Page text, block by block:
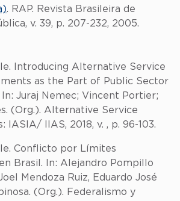
. RAP. Revista Brasileira de
v. 39, p. 207-232, 2005.
Introducing Alternative Service
as the Part of Public Sector
Juraj Nemec; Vincent Portier;
(Org.). Alternative Service
IASIA/ IIAS, 2018, v. , p. 96-103.
Conflicto por Límites
Brasil. In: Alejandro Pompillo
Mendoza Ruiz, Eduardo José
(Org.). Federalismo y